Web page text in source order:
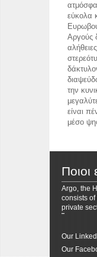
εύκολα
Αργούς
την
είναι
μέσο
Ποιοι
Argo, the
consists of
private
Our
Our
reddit
horoscope